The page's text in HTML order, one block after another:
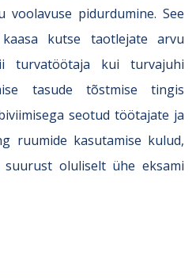
pidurdumine. See
kutse taotlejate arvu
turvatöötaja kui turvajuhi
tasude tõstmise tingis
seotud töötajate ja
ruumide kasutamise kulud,
oluliselt ühe eksami